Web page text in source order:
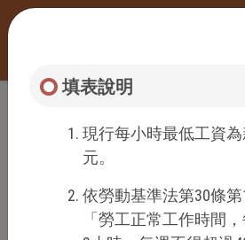
填表說明
現行每小時最低工資為
元。
依勞動基準法第30條第
「勞工正常工作時間
時薪制加班費
條件設定